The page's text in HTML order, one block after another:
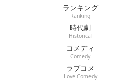
ランキング
Ranking
時代劇
Historical
コメディ
Comedy
ラブコメ
Love Comedy